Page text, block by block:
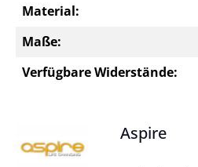
Material:
Maße:
Verfügbare Widerstände:
Aspire